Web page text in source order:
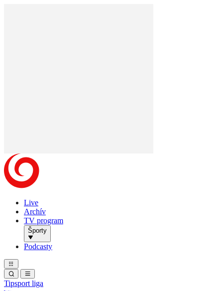
Live
Archív
TV program
Športy
Podcasty
Tipsport liga